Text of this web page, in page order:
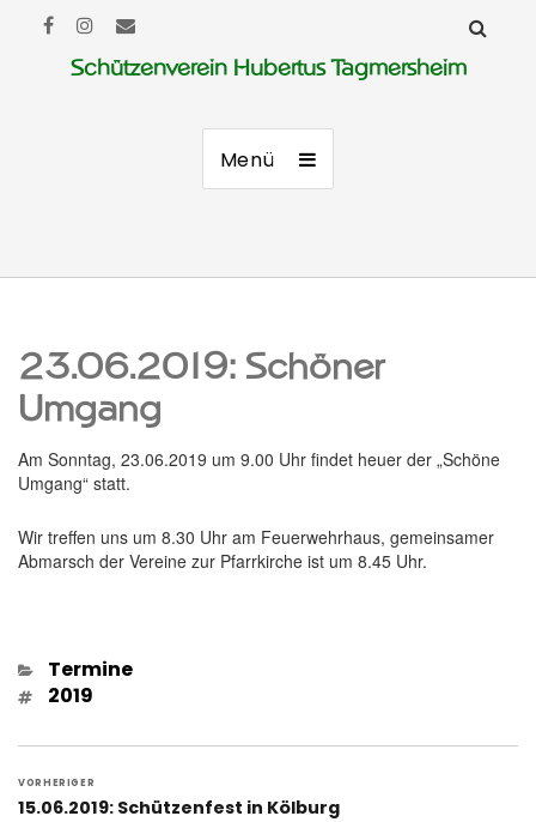
Schützenverein Hubertus Tagmersheim
Menü
23.06.2019: Schöner
Umgang
Am Sonntag, 23.06.2019 um 9.00 Uhr findet heuer der „Schöne
Umgang“ statt.
Wir treffen uns um 8.30 Uhr am Feuerwehrhaus, gemeinsamer
Abmarsch der Vereine zur Pfarrkirche ist um 8.45 Uhr.
Kategorien
Termine
Schlagwörter
2019
Beitragsnavigation
VORHERIGER
Vorheriger
15.06.2019: Schützenfest in Kölburg